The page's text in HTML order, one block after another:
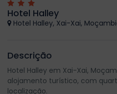
Hotel Halley
Hotel Halley, Xai-Xai,
Descrição
Hotel Halley em Xai-Xai,
alojamento turístico, com
localização.